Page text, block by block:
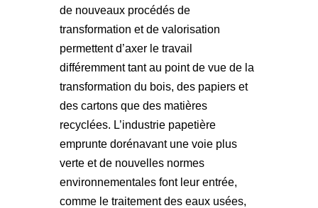
de nouveaux procédés de
transformation et de valorisation
permettent d’axer le travail
différemment tant au point de vue de la
transformation du bois, des papiers et
des cartons que des matières
recyclées. L’industrie papetière
emprunte dorénavant une voie plus
verte et de nouvelles normes
environnementales font leur entrée,
comme le traitement des eaux usées,